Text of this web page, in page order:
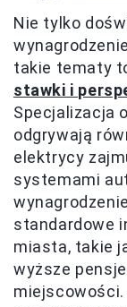
Nie tylko
takie tematy
stawki i
Specjalizacja
odgrywają
elektrycy
systemami
standardowe
miasta, takie
wyższe
miejscowości.